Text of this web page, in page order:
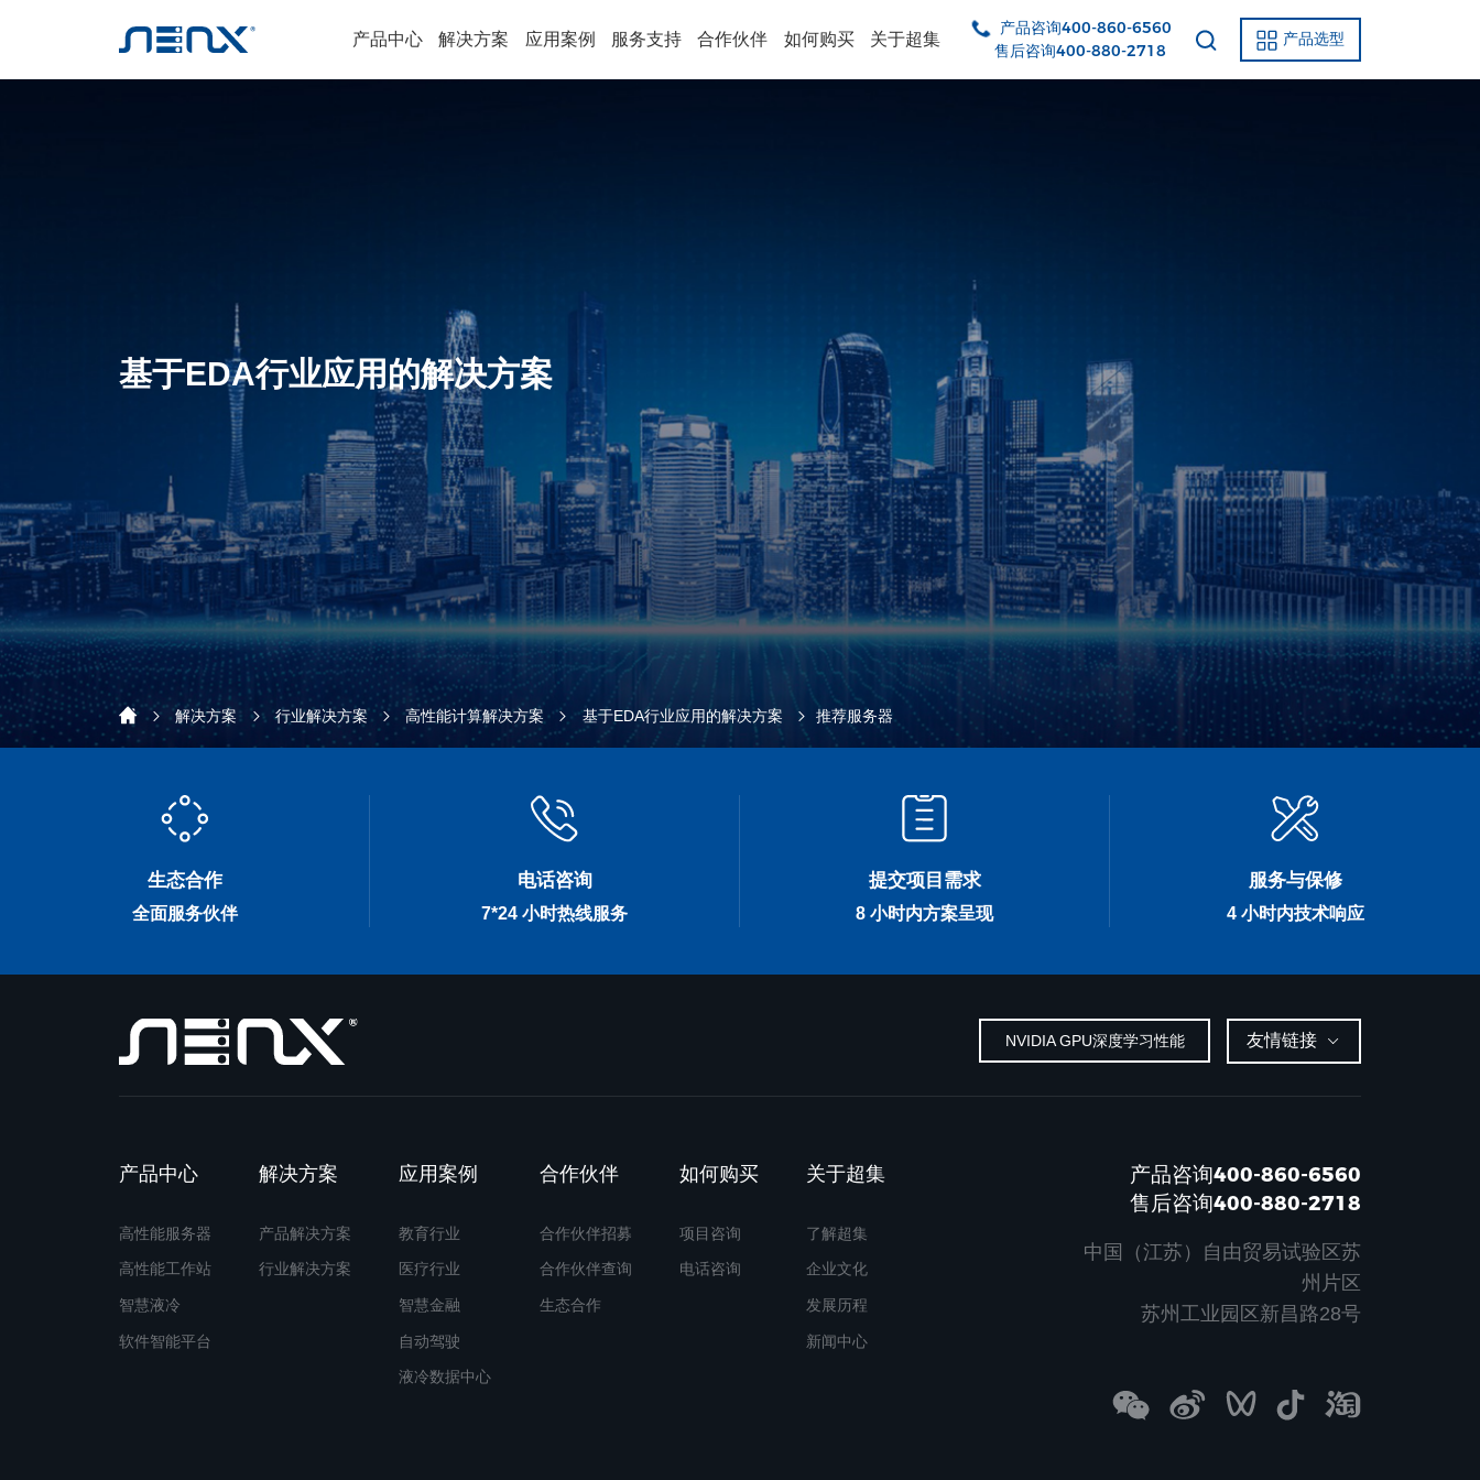
产品中心 解决方案 应用案例 服务支持 合作伙伴 如何购买 关于超集
产品咨询400-860-6560
售后咨询400-880-2718
产品选型
基于EDA行业应用的解决方案
解决方案 行业解决方案 高性能计算解决方案 基于EDA行业应用的解决方案 推荐服务器
生态合作
全面服务伙伴
电话咨询
7*24 小时热线服务
提交项目需求
8 小时内方案呈现
服务与保修
4 小时内技术响应
NVIDIA GPU深度学习性能 友情链接
产品中心
高性能服务器
高性能工作站
智慧液冷
软件智能平台
解决方案
产品解决方案
行业解决方案
应用案例
教育行业
医疗行业
智慧金融
自动驾驶
液冷数据中心
合作伙伴
合作伙伴招募
合作伙伴查询
生态合作
如何购买
项目咨询
电话咨询
关于超集
了解超集
企业文化
发展历程
新闻中心
产品咨询400-860-6560
售后咨询400-880-2718
中国（江苏）自由贸易试验区苏
州片区
苏州工业园区新昌路28号